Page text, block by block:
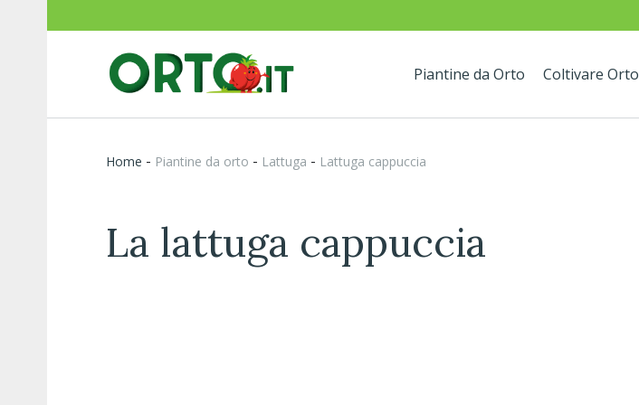
Piantine da Orto Coltivare Orto
Home - piantine da orto - Lattuga - Lattuga cappuccia
La lattuga cappuccia